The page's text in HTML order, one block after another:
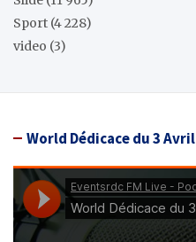
Sport (4 228)
video (3)
World Dédicace du 3 Avril